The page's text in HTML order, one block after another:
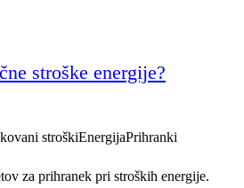
stroške energije?
stroškiEnergijaPrihranki
za prihranek pri stroških energije.